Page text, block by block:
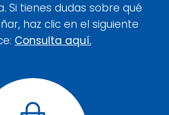
Si tienes dudas sobre qué
haz clic en el siguiente
Consulta aquí.